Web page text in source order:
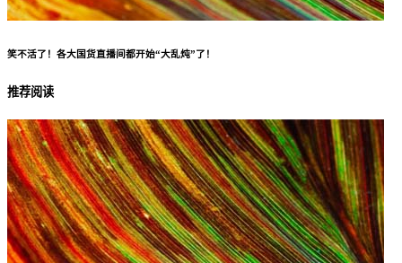
笑不活了！各大国货直播间都开始“大乱炖”了！
推荐阅读